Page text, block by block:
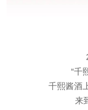
“千
千熙酱酒
来